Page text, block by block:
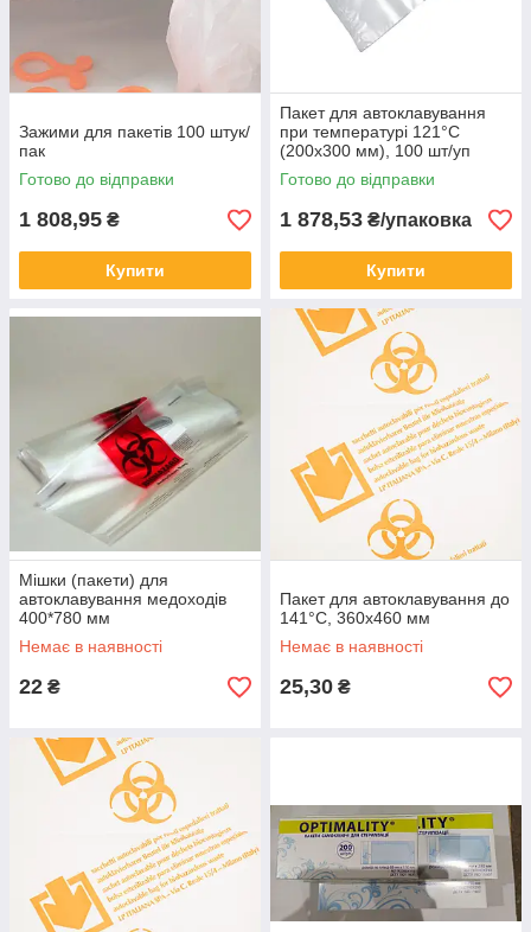
Зажими для пакетів 100 штук/
пак
Готово до відправки
1 808,95 ₴
Купити
Пакет для автоклавування
при температурі 121°С
(200x300 мм), 100 шт/уп
Готово до відправки
1 878,53 ₴/упаковка
Купити
Мішки (пакети) для
автоклавування медоходів
400*780 мм
Немає в наявності
22 ₴
Пакет для автоклавування до
141°C, 360х460 мм
Немає в наявності
25,30 ₴